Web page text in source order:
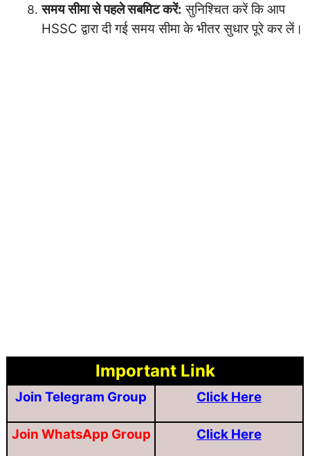
समय सीमा से पहले सबमिट करें: सुनिश्चित करें कि आप
HSSC द्वारा दी गई समय सीमा के भीतर सुधार पूरे कर लें।
Important Link
Join Telegram Group Click Here
Join WhatsApp Group Click Here